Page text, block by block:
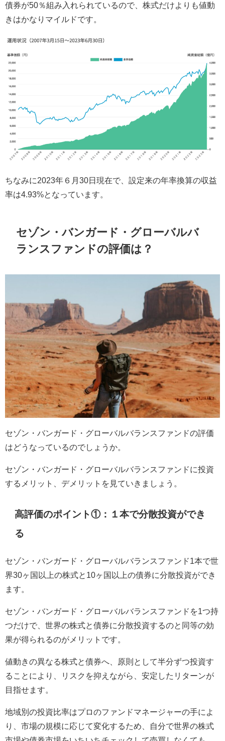
債券が50％組み入れられているので、株式だけよりも値動
きはかなりマイルドです。
ちなみに2023年６月30日現在で、設定来の年率換算の収益
率は4.93%となっています。
セゾン・バンガード・グローバルバ
ランスファンドの評価は？
セゾン・バンガード・グローバルバランスファンドの評価
はどうなっているのでしょうか。
セゾン・バンガード・グローバルバランスファンドに投資
するメリット、デメリットを見ていきましょう。
高評価のポイント①：１本で分散投資ができ
る
セゾン・バンガード・グローバルバランスファンド1本で世
界30ヶ国以上の株式と10ヶ国以上の債券に分散投資ができ
ます。
セゾン・バンガード・グローバルバランスファンドを1つ持
つだけで、世界の株式と債券に分散投資するのと同等の効
果が得られるのがメリットです。
値動きの異なる株式と債券へ、原則として半分ずつ投資す
ることにより、リスクを抑えながら、安定したリターンが
目指せます。
地域別の投資比率はプロのファンドマネージャーの手によ
り、市場の規模に応じて変化するため、自分で世界の株式